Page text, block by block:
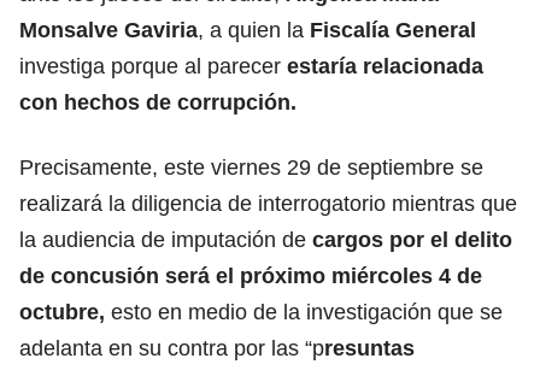
Monsalve Gaviria, a quien la Fiscalía General
investiga porque al parecer estaría relacionada
con hechos de corrupción.
Precisamente, este viernes 29 de septiembre se
realizará la diligencia de interrogatorio mientras que
la audiencia de imputación de cargos por el delito
de concusión será el próximo miércoles 4 de
octubre, esto en medio de la investigación que se
adelanta en su contra por las “presuntas